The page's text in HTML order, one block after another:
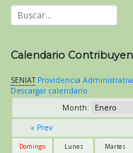
Calendario
SENIAT Providencia
Descargar calendario
Month:
« Prev
Domingo Lunes Martes